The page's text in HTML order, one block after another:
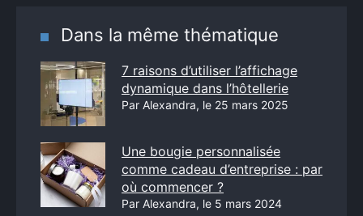
Dans la même thématique
7 raisons d’utiliser l’affichage
dynamique dans l’hôtellerie
Par Alexandra, le 25 mars 2025
Une bougie personnalisée
comme cadeau d’entreprise : par
où commencer ?
Par Alexandra, le 5 mars 2024